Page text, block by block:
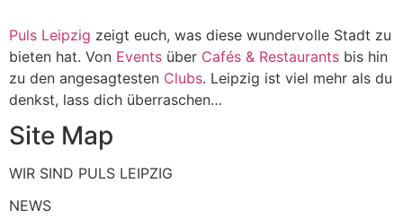
Puls Leipzig zeigt euch, was diese wundervolle Stadt zu
bieten hat. Von Events über Cafés & Restaurants bis hin
zu den angesagtesten Clubs. Leipzig ist viel mehr als du
denkst, lass dich überraschen…
Site Map
WIR SIND PULS LEIPZIG
NEWS